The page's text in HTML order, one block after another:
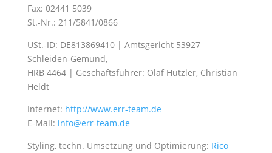
Fax: 02441 5039
St.-Nr.: 211/5841/0866
USt.-ID: DE813869410 | Amtsgericht 53927
Schleiden-Gemünd,
HRB 4464 | Geschäftsführer: Olaf Hutzler, Christian
Heldt
Internet: http://www.err-team.de
E-Mail: info@err-team.de
Styling, techn. Umsetzung und Optimierung: Rico